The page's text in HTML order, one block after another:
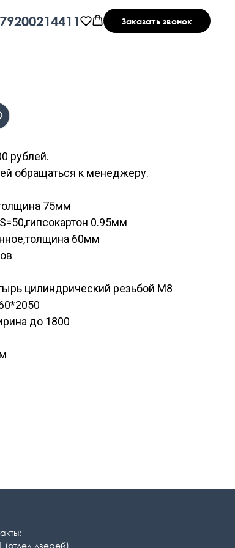
Заказать звонок
рублей.
обращаться к менеджеру.
75мм
0.95мм
60мм
цилиндрический резьбой М8
до 1800
(отдел дверей)